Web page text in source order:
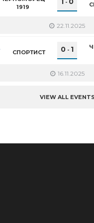
1919
-
22.11.2025
СПОРТИСТ 0 - 1
16.11.2025
VIEW ALL EVENTS